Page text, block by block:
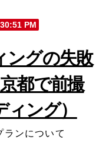
PM
ングの失敗
都で前撮
ング）
ランについて